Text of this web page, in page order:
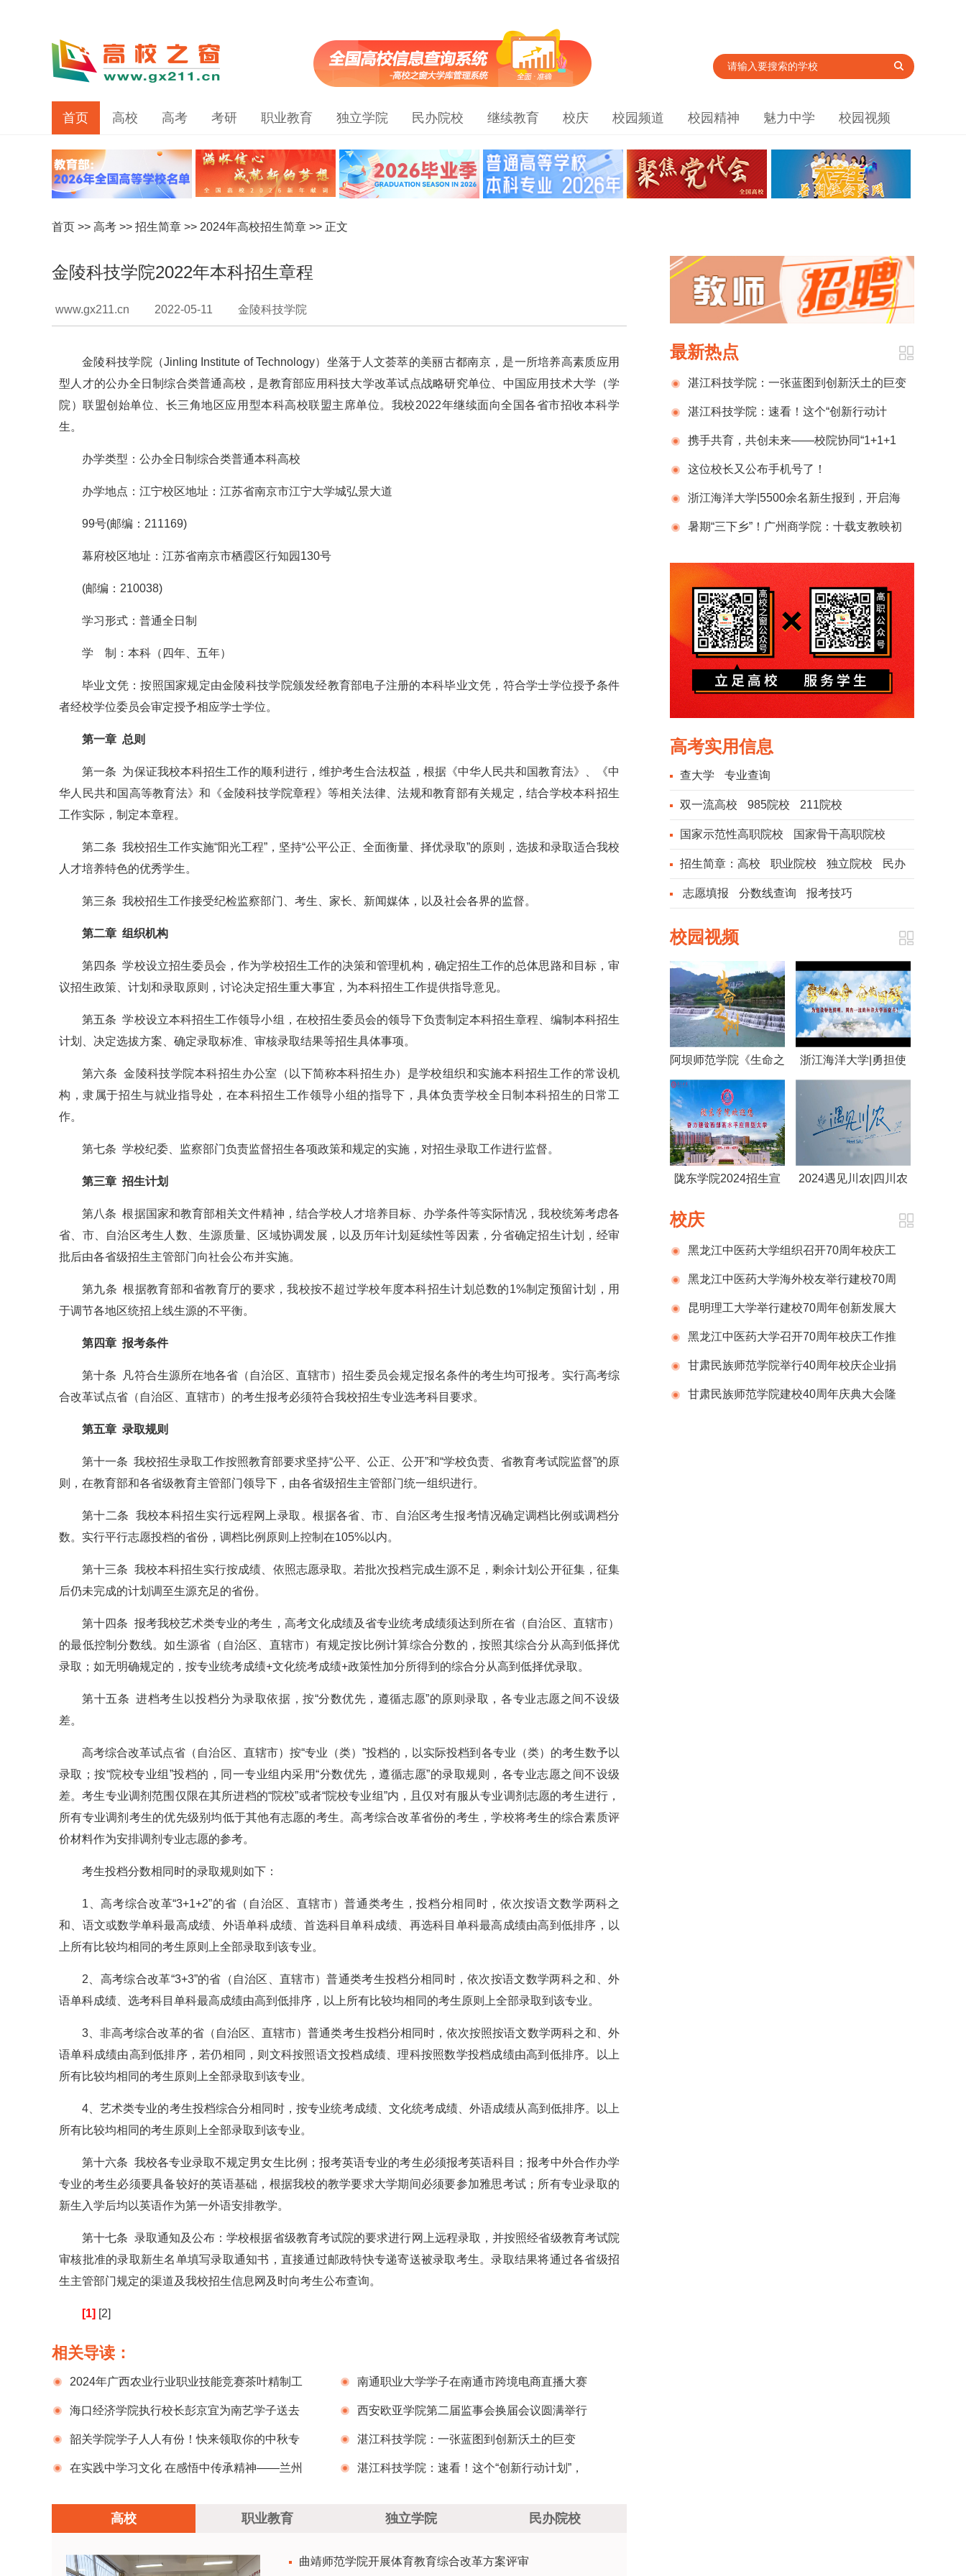
首页 高校 高考 考研 职业教育 独立学院 民办院校 继续教育 校庆 校园频道 校园精神 魅力中学 校园视频
首页 >> 高考 >> 招生简章 >> 2024年高校招生简章 >> 正文
金陵科技学院2022年本科招生章程
www.gx211.cn 2022-05-11 金陵科技学院
金陵科技学院（Jinling Institute of Technology）坐落于人文荟萃的美丽古都南京，是一所培养高素质应用
型人才的公办全日制综合类普通高校，是教育部应用科技大学改革试点战略研究单位、中国应用技术大学（学
院）联盟创始单位、长三角地区应用型本科高校联盟主席单位。我校2022年继续面向全国各省市招收本科学
生。
办学类型：公办全日制综合类普通本科高校
办学地点：江宁校区地址：江苏省南京市江宁大学城弘景大道
99号(邮编：211169)
幕府校区地址：江苏省南京市栖霞区行知园130号
(邮编：210038)
学习形式：普通全日制
学 制：本科（四年、五年）
毕业文凭：按照国家规定由金陵科技学院颁发经教育部电子注册的本科毕业文凭，符合学士学位授予条件
者经校学位委员会审定授予相应学士学位。
第一章 总则
第一条 为保证我校本科招生工作的顺利进行，维护考生合法权益，根据《中华人民共和国教育法》、《中
华人民共和国高等教育法》和《金陵科技学院章程》等相关法律、法规和教育部有关规定，结合学校本科招生
工作实际，制定本章程。
第二条 我校招生工作实施“阳光工程”，坚持“公平公正、全面衡量、择优录取”的原则，选拔和录取适合我校
人才培养特色的优秀学生。
第三条 我校招生工作接受纪检监察部门、考生、家长、新闻媒体，以及社会各界的监督。
第二章 组织机构
第四条 学校设立招生委员会，作为学校招生工作的决策和管理机构，确定招生工作的总体思路和目标，审
议招生政策、计划和录取原则，讨论决定招生重大事宜，为本科招生工作提供指导意见。
第五条 学校设立本科招生工作领导小组，在校招生委员会的领导下负责制定本科招生章程、编制本科招生
计划、决定选拔方案、确定录取标准、审核录取结果等招生具体事项。
第六条 金陵科技学院本科招生办公室（以下简称本科招生办）是学校组织和实施本科招生工作的常设机
构，隶属于招生与就业指导处，在本科招生工作领导小组的指导下，具体负责学校全日制本科招生的日常工
作。
第七条 学校纪委、监察部门负责监督招生各项政策和规定的实施，对招生录取工作进行监督。
第三章 招生计划
第八条 根据国家和教育部相关文件精神，结合学校人才培养目标、办学条件等实际情况，我校统筹考虑各
省、市、自治区考生人数、生源质量、区域协调发展，以及历年计划延续性等因素，分省确定招生计划，经审
批后由各省级招生主管部门向社会公布并实施。
第九条 根据教育部和省教育厅的要求，我校按不超过学校年度本科招生计划总数的1%制定预留计划，用
于调节各地区统招上线生源的不平衡。
第四章 报考条件
第十条 凡符合生源所在地各省（自治区、直辖市）招生委员会规定报名条件的考生均可报考。实行高考综
合改革试点省（自治区、直辖市）的考生报考必须符合我校招生专业选考科目要求。
第五章 录取规则
第十一条 我校招生录取工作按照教育部要求坚持“公平、公正、公开”和“学校负责、省教育考试院监督”的原
则，在教育部和各省级教育主管部门领导下，由各省级招生主管部门统一组织进行。
第十二条 我校本科招生实行远程网上录取。根据各省、市、自治区考生报考情况确定调档比例或调档分
数。实行平行志愿投档的省份，调档比例原则上控制在105%以内。
第十三条 我校本科招生实行按成绩、依照志愿录取。若批次投档完成生源不足，剩余计划公开征集，征集
后仍未完成的计划调至生源充足的省份。
第十四条 报考我校艺术类专业的考生，高考文化成绩及省专业统考成绩须达到所在省（自治区、直辖市）
的最低控制分数线。如生源省（自治区、直辖市）有规定按比例计算综合分数的，按照其综合分从高到低择优
录取；如无明确规定的，按专业统考成绩+文化统考成绩+政策性加分所得到的综合分从高到低择优录取。
第十五条 进档考生以投档分为录取依据，按“分数优先，遵循志愿”的原则录取，各专业志愿之间不设级
差。
高考综合改革试点省（自治区、直辖市）按“专业（类）”投档的，以实际投档到各专业（类）的考生数予以
录取；按“院校专业组”投档的，同一专业组内采用“分数优先，遵循志愿”的录取规则，各专业志愿之间不设级
差。考生专业调剂范围仅限在其所进档的“院校”或者“院校专业组”内，且仅对有服从专业调剂志愿的考生进行，
所有专业调剂考生的优先级别均低于其他有志愿的考生。高考综合改革省份的考生，学校将考生的综合素质评
价材料作为安排调剂专业志愿的参考。
考生投档分数相同时的录取规则如下：
1、高考综合改革“3+1+2”的省（自治区、直辖市）普通类考生，投档分相同时，依次按语文数学两科之
和、语文或数学单科最高成绩、外语单科成绩、首选科目单科成绩、再选科目单科最高成绩由高到低排序，以
上所有比较均相同的考生原则上全部录取到该专业。
2、高考综合改革“3+3”的省（自治区、直辖市）普通类考生投档分相同时，依次按语文数学两科之和、外
语单科成绩、选考科目单科最高成绩由高到低排序，以上所有比较均相同的考生原则上全部录取到该专业。
3、非高考综合改革的省（自治区、直辖市）普通类考生投档分相同时，依次按照按语文数学两科之和、外
语单科成绩由高到低排序，若仍相同，则文科按照语文投档成绩、理科按照数学投档成绩由高到低排序。以上
所有比较均相同的考生原则上全部录取到该专业。
4、艺术类专业的考生投档综合分相同时，按专业统考成绩、文化统考成绩、外语成绩从高到低排序。以上
所有比较均相同的考生原则上全部录取到该专业。
第十六条 我校各专业录取不规定男女生比例；报考英语专业的考生必须报考英语科目；报考中外合作办学
专业的考生必须要具备较好的英语基础，根据我校的教学要求大学期间必须要参加雅思考试；所有专业录取的
新生入学后均以英语作为第一外语安排教学。
第十七条 录取通知及公布：学校根据省级教育考试院的要求进行网上远程录取，并按照经省级教育考试院
审核批准的录取新生名单填写录取通知书，直接通过邮政特快专递寄送被录取考生。录取结果将通过各省级招
生主管部门规定的渠道及我校招生信息网及时向考生公布查询。
[1] [2]
相关导读：
2024年广西农业行业职业技能竞赛茶叶精制工
项目暨第六届全国农业行业职业技能大赛广西选
拔赛在广西职业技术学院举办
南通职业大学学子在南通市跨境电商直播大赛
中载誉而归
海口经济学院执行校长彭京宜为南艺学子送去
节日慰问
西安欧亚学院第二届监事会换届会议圆满举行
韶关学院学子人人有份！快来领取你的中秋专
属福利！
湛江科技学院：一张蓝图到创新沃土的巨变
在实践中学习文化 在感悟中传承精神——兰州 湛江科技学院：速看！这个“创新行动计划”，
高校 职业教育 独立学院 民办院校
曲靖师范学院开展体育教育综合改革方案评审
最新热点
湛江科技学院：一张蓝图到创新沃土的巨变
湛江科技学院：速看！这个“创新行动计
划”，事关你我
携手共育，共创未来——校院协同“1+1+1
学制”育人模式开班仪式隆重举行
这位校长又公布手机号了！
浙江海洋大学|5500余名新生报到，开启海
大旅程新篇章！
暑期“三下乡”！广州商学院：十载支教映初
高考实用信息
查大学 专业查询
双一流高校 985院校 211院校
国家示范性高职院校 国家骨干高职院校
招生简章： 高校 职业院校 独立院校 民办
院校志愿填报 分数线查询 报考技巧
校园视频
阿坝师范学院《生命之
树》
浙江海洋大学|勇担使
色鲜明，国内一流的海
洋大学而奋斗！
陇东学院2024招生宣 2024遇见川农|四川农
校庆
黑龙江中医药大学组织召开70周年校庆工
作推进会议
黑龙江中医药大学海外校友举行建校70周
年庆祝活动
昆明理工大学举行建校70周年创新发展大
会 黑龙江中医药大学召开70周年校庆工作推
进会议甘肃民族师范学院举行40周年校庆企业捐
赠仪式甘肃民族师范学院建校40周年庆典大会隆